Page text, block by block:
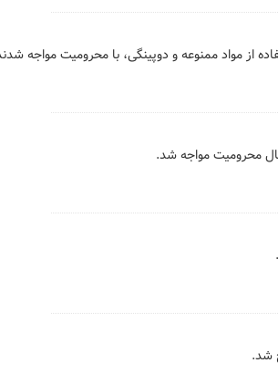
از مواد ممنوعه و دوپینگی، با محرومیت مواجه
محرومیت مواجه شد.
شد.